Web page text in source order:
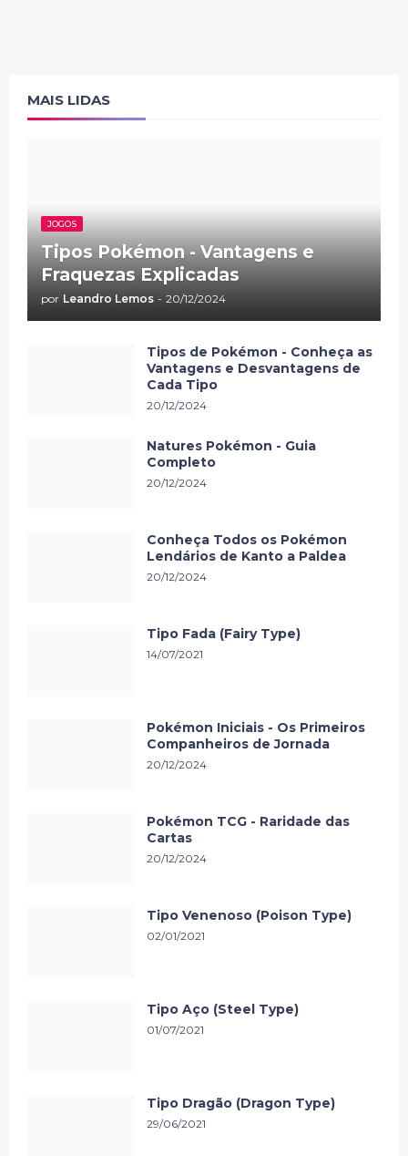
MAIS LIDAS
JOGOS
Tipos Pokémon - Vantagens e
Fraquezas Explicadas
por Leandro Lemos - 20/12/2024
Tipos de Pokémon - Conheça as
Vantagens e Desvantagens de
Cada Tipo
20/12/2024
Natures Pokémon - Guia
Completo
20/12/2024
Conheça Todos os Pokémon
Lendários de Kanto a Paldea
20/12/2024
Tipo Fada (Fairy Type)
14/07/2021
Pokémon Iniciais - Os Primeiros
Companheiros de Jornada
20/12/2024
Pokémon TCG - Raridade das
Cartas
20/12/2024
Tipo Venenoso (Poison Type)
02/01/2021
Tipo Aço (Steel Type)
01/07/2021
Tipo Dragão (Dragon Type)
29/06/2021